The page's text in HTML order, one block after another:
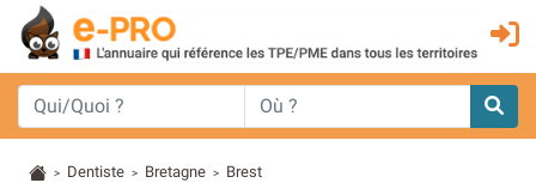
> Dentiste > Bretagne > Brest